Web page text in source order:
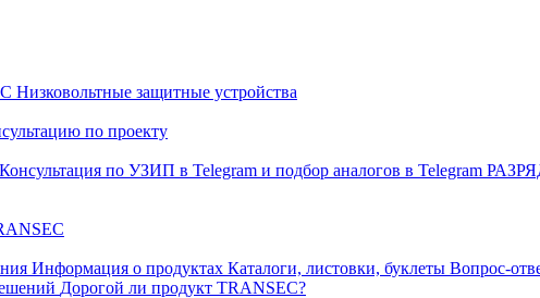
Низковольтные защитные устройства
по проекту
Консультация по УЗИП в Telegram и подбор аналогов в Telegram
Информация о продуктах Каталоги, листовки, буклеты Вопрос-
Дорогой ли продукт TRANSEC?